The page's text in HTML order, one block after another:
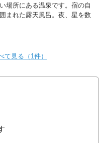
場所にある温泉です。宿の自
まれた露天風呂。夜、星を数
見る（1件）